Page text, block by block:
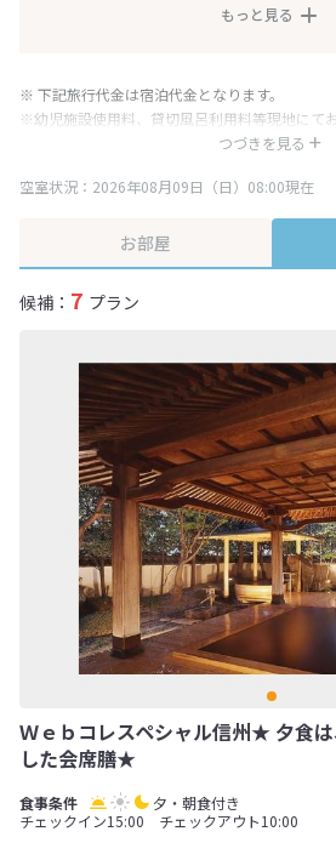
もっと見る
つづきを見る
※ 下記旅行代金は宿泊代金となります。
※幼児施設使用料、貸切風呂利用料等現地にて
み表記となりますが、消費税増税に伴い代金が
※表示されている旅行代金・プラン内容は一定
空室状況：2026年08月09日（日）08:00現在
お部屋
候補： 7 プラン
Ｗｅｂコレスペシャル信州★ 夕食
した会席膳★
夕・朝食付き
チェックイン15:00 チェックアウト10:00